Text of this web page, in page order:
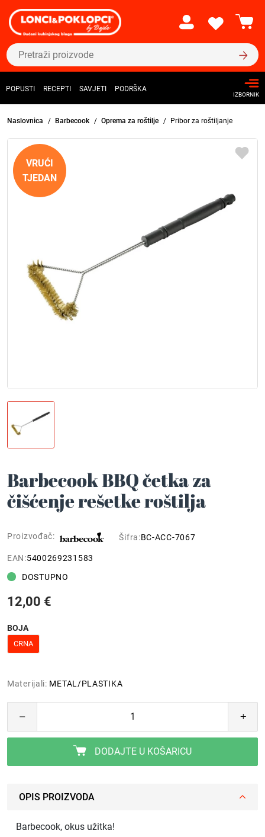
POPUSTI RECEPTI SAVJETI PODRŠKA
IZBORNIK
Naslovnica Barbecook Oprema za roštilje Pribor za roštiljanje
VRUĆI
TJEDAN
Barbecook BBQ četka za
čišćenje rešetke roštilja
Proizvođač: Šifra:BC-ACC-7067
EAN:5400269231583
DOSTUPNO
12,00 €
BOJA
CRNA
Materijali: METAL/PLASTIKA
DODAJTE U KOŠARICU
OPIS PROIZVODA
Barbecook, okus užitka!